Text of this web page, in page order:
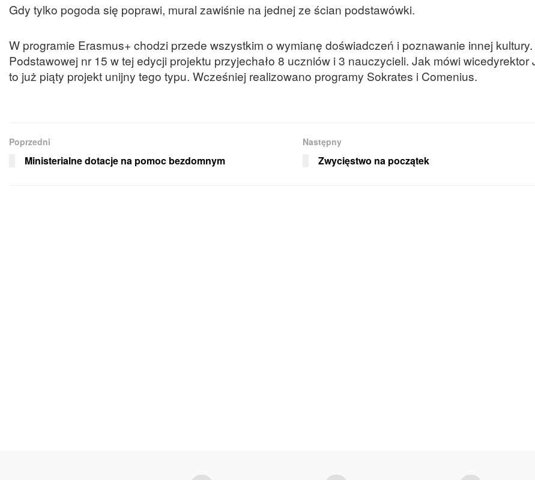
Gdy tylko pogoda się poprawi, mural zawiśnie na jednej ze ścian podstawówki.
W programie Erasmus+ chodzi przede wszystkim o wymianę doświadczeń i poznawanie innej kultury.
Podstawowej nr 15 w tej edycji projektu przyjechało 8 uczniów i 3 nauczycieli. Jak mówi wicedyrektor
to już piąty projekt unijny tego typu. Wcześniej realizowano programy Sokrates i Comenius.
Poprzedni
Ministerialne dotacje na pomoc bezdomnym
Następny
Zwycięstwo na początek